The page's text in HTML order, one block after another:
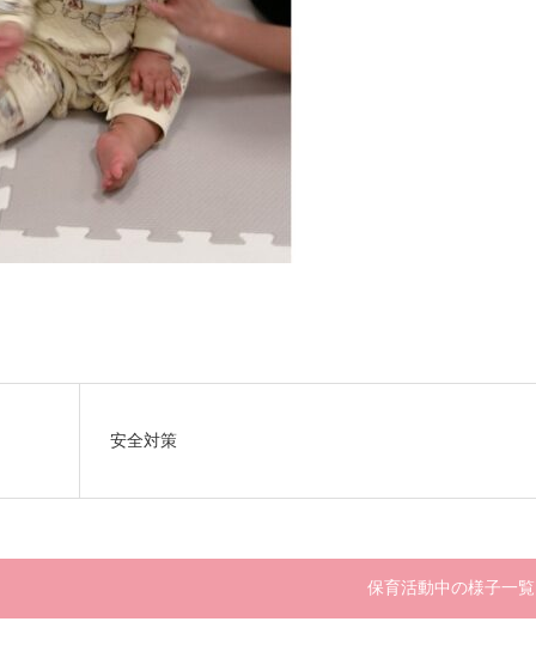
安全対策
保育活動中の様子一覧